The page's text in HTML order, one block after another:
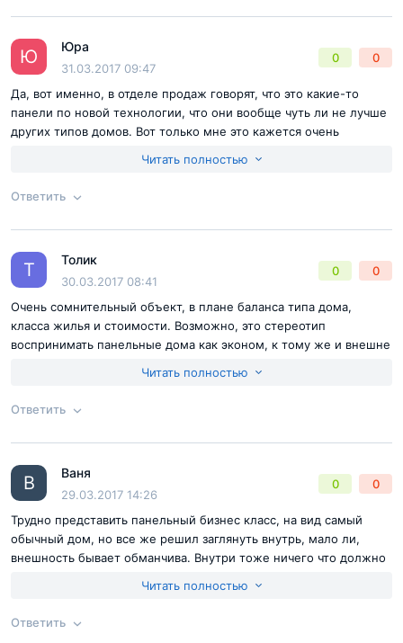
Ответ на отзыв
Согласен справилами публикациина сайте
Отправить комментарий
Ю Юра
31.03.2017 09:47
0 0
Да, вот именно, в отделе продаж говорят, что это какие-то
панели по новой технологии, что они вообще чуть ли не лучше
других типов домов. Вот только мне это кажется очень
допускаю, что технологии не стоят на месте, но верить на
Читать полностью
Ответить
Ответ на отзыв
Согласен справилами публикациина сайте
Отправить комментарий
Т Толик
30.03.2017 08:41
0 0
Очень сомнительный объект, в плане баланса типа дома,
класса жилья и стоимости. Возможно, это стереотип
воспринимать панельные дома как эконом, к тому же и внешне
не смогли внятно объяснить почему присвоили статус бизнес.
Читать полностью
Ответить
Ответ на отзыв
В Ваня
29.03.2017 14:26
0 0
Трудно представить панельный бизнес класс, на вид самый
обычный дом, но все же решил заглянуть внутрь, мало ли,
внешность бывает обманчива. Внутри тоже ничего что должно
предлагают типовую панельку впарить под видом бизнес
Читать полностью
Ответить